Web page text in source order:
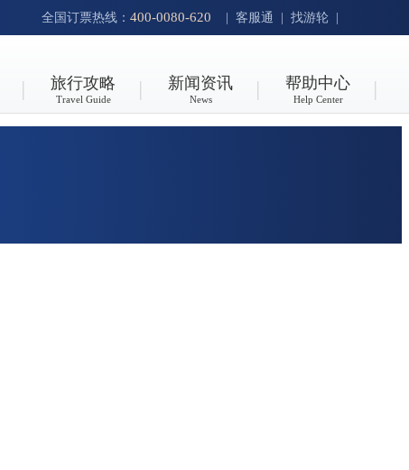
全国订票热线： 400-0080-620 客服通 找游轮
旅行攻略
Travel Guide
新闻资讯
News
帮助中心
Help Center